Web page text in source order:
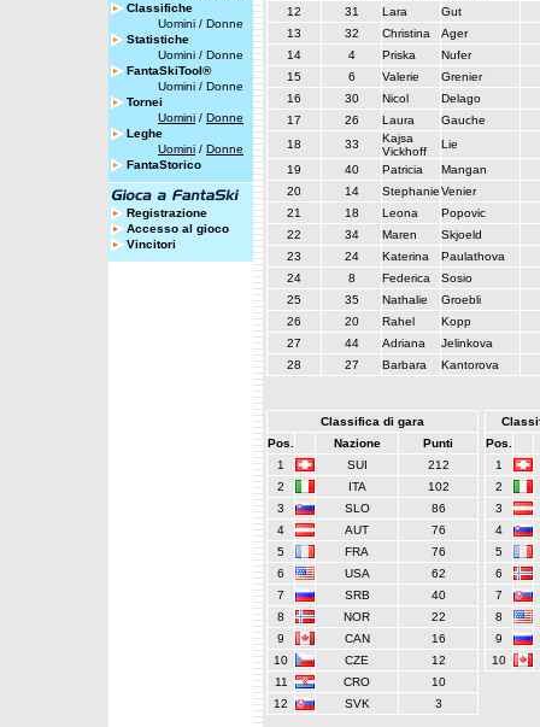
Classifiche
Uomini / Donne
Statistiche
Uomini / Donne
FantaSkiTool®
Uomini / Donne
Tornei
Uomini / Donne
Leghe
Uomini / Donne
FantaStorico
Registrazione
Accesso al gioco
Vincitori
12
31 Lara
Gut
13
32 Christina
Ager
14
4 Priska
Nufer
15
6 Valerie
Grenier
16
30 Nicol
Delago
17
26 Laura
Gauche
18
33
Kajsa
Vickhoff
Lie
19
40 Patricia
Mangan
20
14 StephanieVenier
21
18 Leona
Popovic
22
34 Maren
Skjoeld
23
24 Katerina
Paulathova
24
8 Federica
Sosio
25
35 Nathalie
Groebli
26
20 Rahel
Kopp
27
44 Adriana
Jelinkova
28
27 Barbara Kantorova
Classifica di gara
Pos.
Nazione
Punti
1
SUI
212
2
ITA
102
3
SLO
86
4
AUT
76
5
FRA
76
6
USA
62
7
SRB
40
8
NOR
22
9
CAN
16
10
CZE
12
11
CRO
10
12
SVK 3
Pos.
1
2
3
4
5
6
7
8
9
10